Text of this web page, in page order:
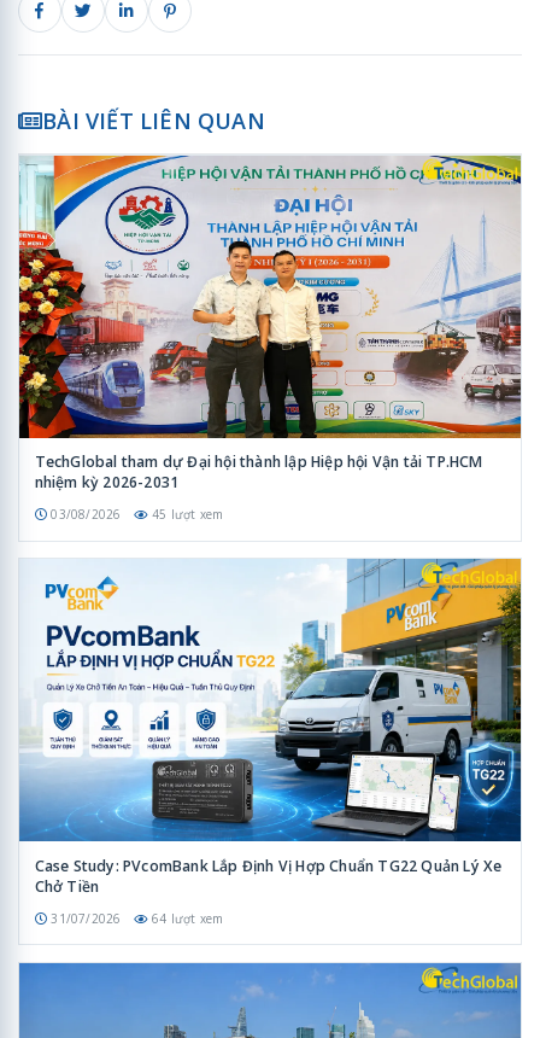
BÀI VIẾT LIÊN QUAN
TechGlobal tham dự Đại hội thành lập Hiệp hội Vận tải TP.HCM
nhiệm kỳ 2026-2031
03/08/2026 45 lượt xem
Case Study: PVcomBank Lắp Định Vị Hợp Chuẩn TG22 Quản Lý Xe
Chở Tiền
31/07/2026 64 lượt xem